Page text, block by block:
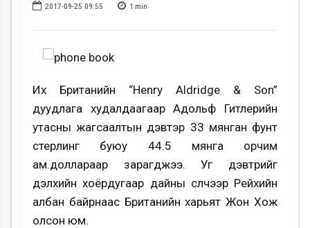
2017-09-25 09:55 1 min
Их Британийн “Henry Aldridge & Son”
дуудлага худалдаагаар Адольф Гитлерийн
утасны жагсаалтын дэвтэр 33 мянган фунт
стерлинг буюу 44.5 мянга орчим
ам.доллараар зарагджээ. Уг дэвтрийг
дэлхийн хоёрдугаар дайны сүүлчээр Рейхийн
албан байрнаас Британийн харьят Жон Хож
олсон юм.